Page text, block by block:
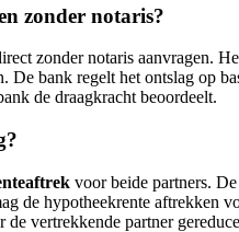
zonder notaris?
zonder notaris aanvragen.
De bank regelt het ontslag
de draagkracht beoordeelt.
voor beide partners.
de hypotheekrente aftrekken
vertrekkende partner